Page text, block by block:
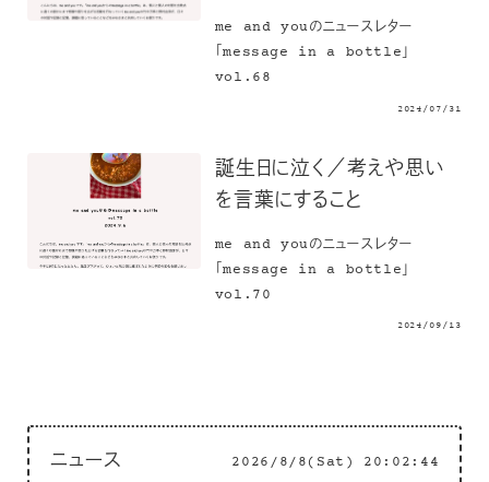
me and youのニュースレター
「message in a bottle」
vol.68
2024/07/31
誕生日に泣く／考えや思い
を言葉にすること
me and youのニュースレター
「message in a bottle」
vol.70
2024/09/13
ニュース 2026/8/8(Sat) 20:02:45